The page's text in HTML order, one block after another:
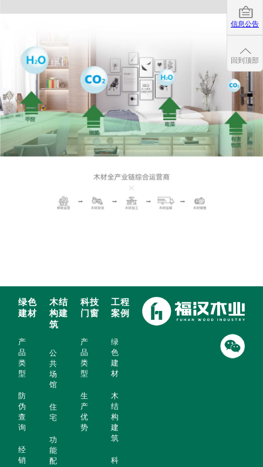
绿色
建材
产
品
类
型
防
伪
查
询
经
销
木结
构建
筑
公
共
场
馆
住
宅
功
能
配
科技
门窗
产
品
类
型
生
产
优
势
工程
案例
绿
色
建
材
木
结
构
建
筑
科
信息公告
回到顶部